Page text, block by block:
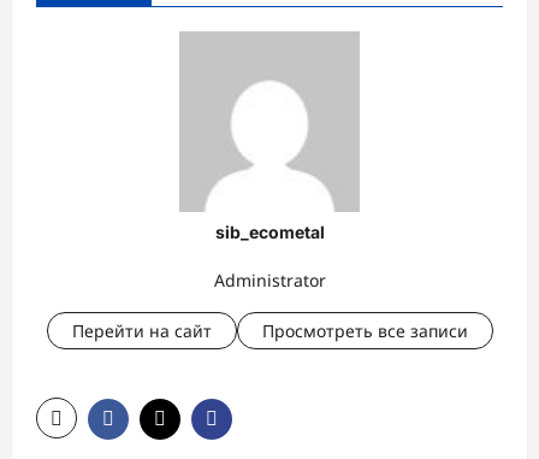
sib_ecometal
Administrator
Перейти на сайт Просмотреть все записи